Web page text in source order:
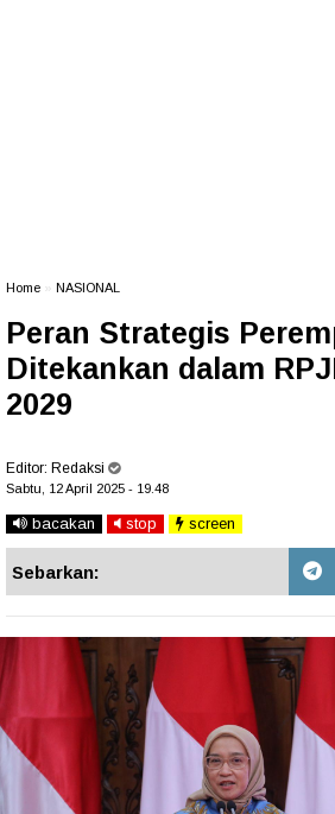
Home NASIONAL
Peran Strategis
Ditekankan dalam
2029
Editor: Redaksi
Sabtu, 12 April 2025 - 19.48
bacakan stop screen
Sebarkan: